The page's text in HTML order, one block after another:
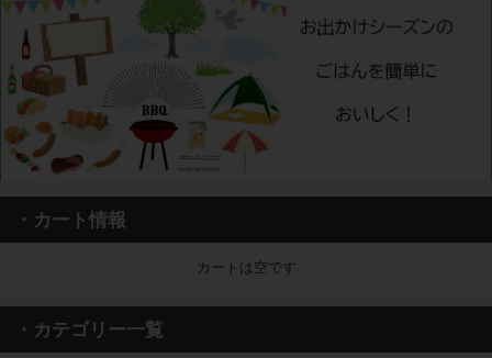
・カート情報
カートは空です
・カテゴリー一覧